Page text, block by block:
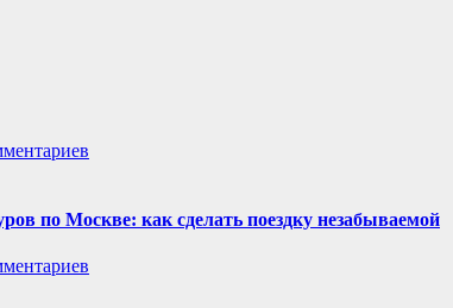
по Москве: как сделать поездку незабываемой